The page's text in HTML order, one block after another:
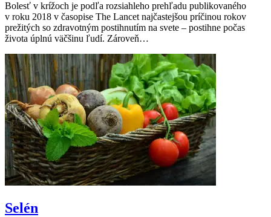
Bolesť v krížoch je podľa rozsiahleho prehľadu publikovaného
v roku 2018 v časopise The Lancet najčastejšou príčinou rokov
prežitých so zdravotným postihnutím na svete – postihne počas
života úplnú väčšinu ľudí. Zároveň…
Selén